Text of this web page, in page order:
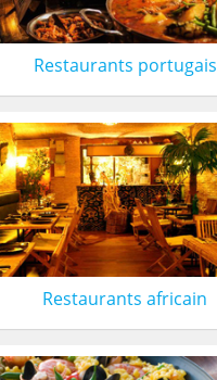
Restaurants portugais
Restaurants africain